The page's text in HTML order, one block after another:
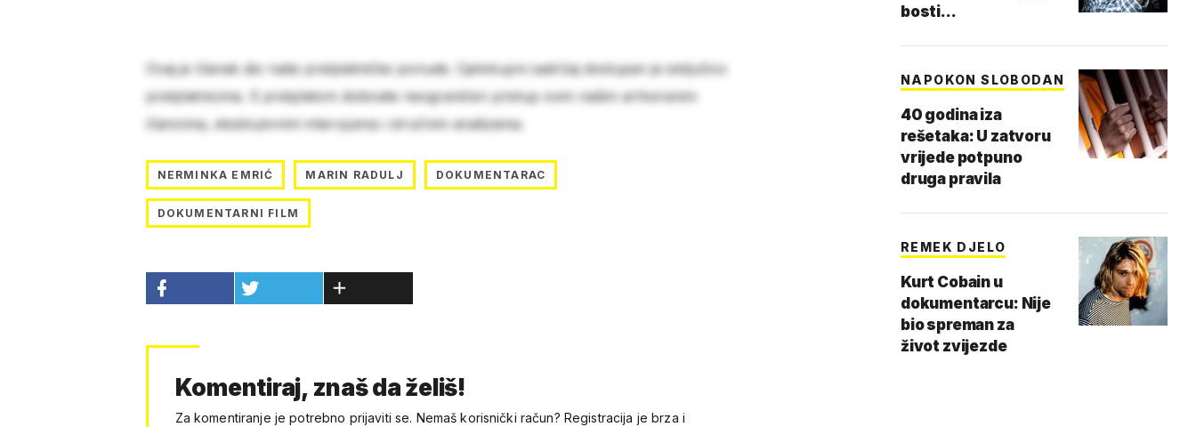
Ovaj je članak dio naše pretplatničke ponude. Cjelokupni sadržaj dostupan je isključivo
pretplatnicima. S pretplatom dobivate neograničen pristup svim našim arhiviranim
člancima, ekskluzivnim intervjuima i stručnim analizama.
NERMINKA EMRIĆ MARIN RADULJ DOKUMENTARAC
DOKUMENTARNI FILM
Komentiraj, znaš da želiš!
Za komentiranje je potrebno prijaviti se. Nemaš korisnički račun? Registracija je brza i
bosti...
NAPOKON SLOBODAN
40 godina iza
rešetaka: U zatvoru
vrijede potpuno
druga pravila
REMEK DJELO
Kurt Cobain u
dokumentarcu: Nije
bio spreman za
život zvijezde